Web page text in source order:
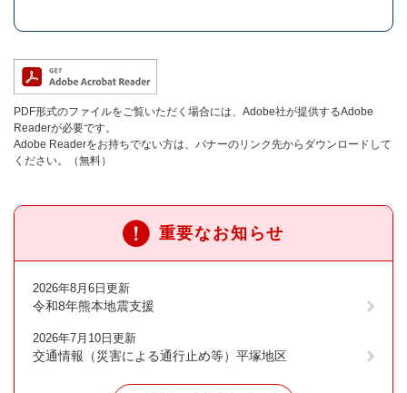
PDF形式のファイルをご覧いただく場合には、Adobe社が提供するAdobe
Readerが必要です。
Adobe Readerをお持ちでない方は、バナーのリンク先からダウンロードして
ください。（無料）
重要なお知らせ
2026年8月6日更新
令和8年熊本地震支援
2026年7月10日更新
交通情報（災害による通行止め等）平塚地区